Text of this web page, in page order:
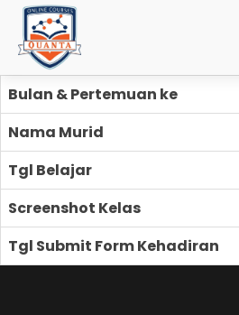
Bulan & Pertemuan ke
Nama Murid
Tgl Belajar
Screenshot Kelas
Tgl Submit Form Kehadiran